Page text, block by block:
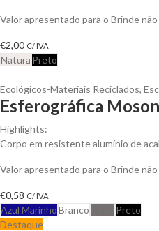
Valor apresentado para o Brinde
€2,00 C/ IVA
Natura Preto
Ecológicos-Materiais Reciclados,
Esferográfica
Highlights:
Corpo em resistente alumínio de
Valor apresentado para o Brinde
€0,58 C/ IVA
Azul MarinhoBranco
Preto
Destaque